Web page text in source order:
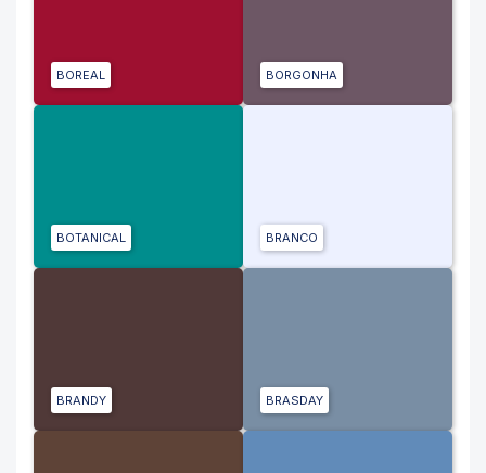
BOREAL BORGONHA
BOTANICAL BRANCO
BRANDY BRASDAY